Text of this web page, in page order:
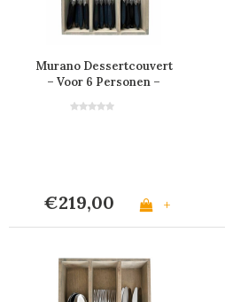
Murano Dessertcouvert
– Voor 6 Personen –
€219,00 +